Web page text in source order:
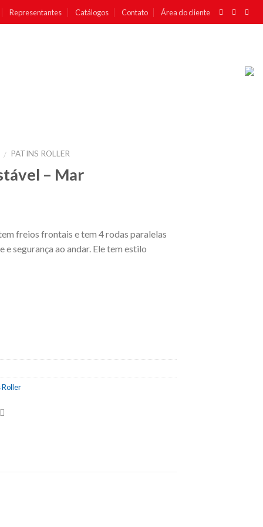
Representantes Catálogos Contato Área do cliente
/ PATINS ROLLER
– Mar
freios frontais e tem 4 rodas paralelas
segurança ao andar. Ele tem estilo
Roller